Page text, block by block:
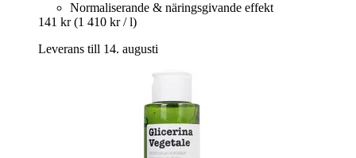
Normaliserande & näringsgivande effekt
141 kr (1 410 kr / l)
Leverans till 14. augusti